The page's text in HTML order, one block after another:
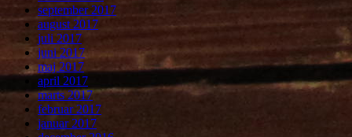
september 2017
august 2017
juli 2017
juni 2017
maj 2017
april 2017
marts 2017
februar 2017
januar 2017